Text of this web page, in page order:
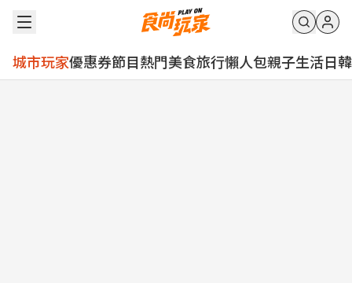
城市玩家優惠券節目熱門美食旅行懶人包親子生活日韓